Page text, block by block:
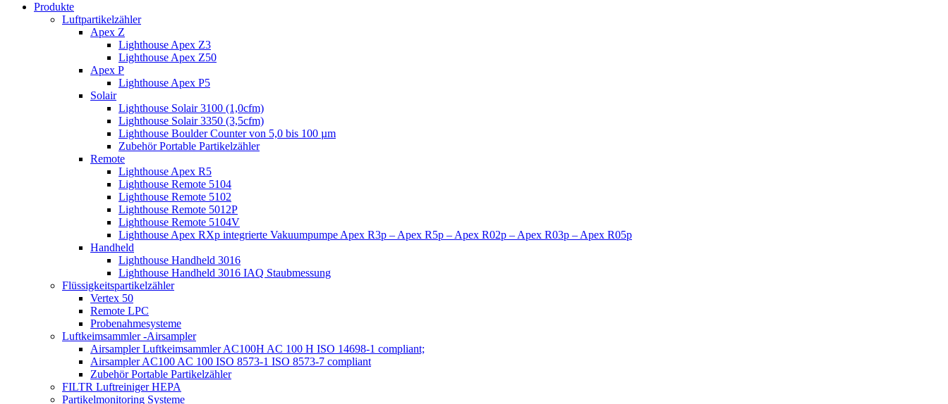
Produkte
Luftpartikelzähler
Apex Z
Lighthouse Apex Z3
Lighthouse Apex Z50
Apex P
Lighthouse Apex P5
Solair
Lighthouse Solair 3100 (1,0cfm)
Lighthouse Solair 3350 (3,5cfm)
Lighthouse Boulder Counter von 5,0 bis 100 µm
Zubehör Portable Partikelzähler
Remote
Lighthouse Apex R5
Lighthouse Remote 5104
Lighthouse Remote 5102
Lighthouse Remote 5012P
Lighthouse Remote 5104V
Lighthouse Apex RXp integrierte Vakuumpumpe Apex R3p – Apex R5p – Apex R02p – Apex R03p – Apex R05p
Handheld
Lighthouse Handheld 3016
Lighthouse Handheld 3016 IAQ Staubmessung
Flüssigkeitspartikelzähler
Vertex 50
Remote LPC
Probenahmesysteme
Luftkeimsammler -Airsampler
Airsampler Luftkeimsammler AC100H AC 100 H ISO 14698-1 compliant;
Airsampler AC100 AC 100 ISO 8573-1 ISO 8573-7 compliant
Zubehör Portable Partikelzähler
FILTR Luftreiniger HEPA
Partikelmonitoring Systeme